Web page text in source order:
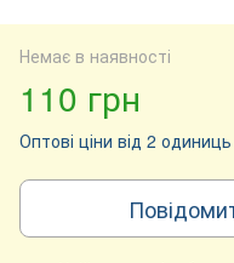
Немає в наявності
110 грн
Оптові ціни від 2 одиниць